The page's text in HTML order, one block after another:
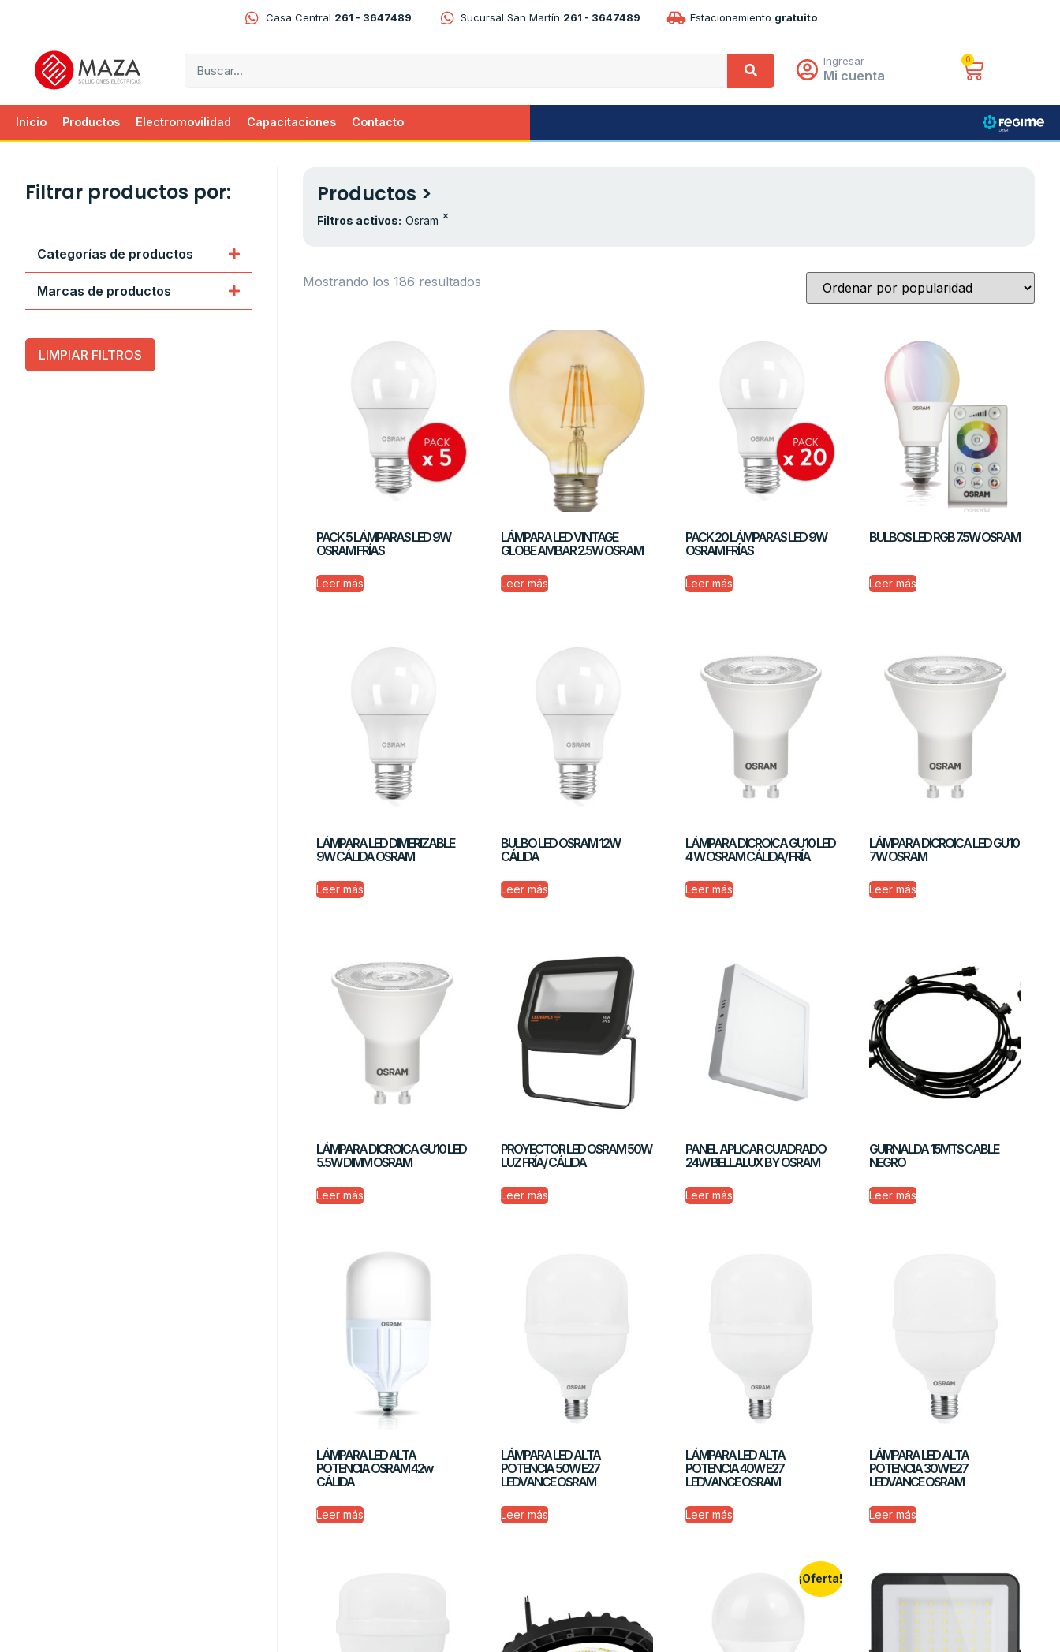
Casa Central 261 - 3647489 Sucursal San Martín 261 - 3647489 Estacionamiento gratuito
Ingresar
Mi cuenta
0
Inicio Productos Electromovilidad Capacitaciones Contacto
Filtrar productos por:
Categorías de productos
Marcas de productos
LIMPIAR FILTROS
Productos >
Filtros activos: Osram ×
Mostrando los 186 resultados
PACK 5 LÁMPARAS LED 9W
OSRAM FRÍAS
Leer más
LÁMPARA LED VINTAGE
GLOBE AMBAR 2.5W OSRAM
Leer más
PACK 20 LÁMPARAS LED 9W
OSRAM FRÍAS
Leer más
BULBOS LED RGB 7.5W OSRAM
Leer más
LÁMPARA LED DIMERIZABLE
9W CÁLIDA OSRAM
Leer más
BULBO LED OSRAM 12W
CÁLIDA
Leer más
LÁMPARA DICROICA GU10 LED
4 W OSRAM CÁLIDA/ FRÍA
Leer más
LÁMPARA DICROICA LED GU10
7W OSRAM
Leer más
LÁMPARA DICROICA GU10 LED
5.5W DIMM OSRAM
Leer más
PROYECTOR LED OSRAM 50W
LUZ FRÍA/ CÁLIDA
Leer más
PANEL APLICAR CUADRADO
24W BELLALUX BY OSRAM
Leer más
GUIRNALDA 15MTS CABLE
NEGRO
Leer más
LÁMPARA LED ALTA
POTENCIA OSRAM 42w
CÁLIDA
Leer más
LÁMPARA LED ALTA
POTENCIA 50W E27
LEDVANCE OSRAM
Leer más
LÁMPARA LED ALTA
POTENCIA 40W E27
LEDVANCE OSRAM
Leer más
LÁMPARA LED ALTA
POTENCIA 30W E27
LEDVANCE OSRAM
Leer más
¡Oferta!